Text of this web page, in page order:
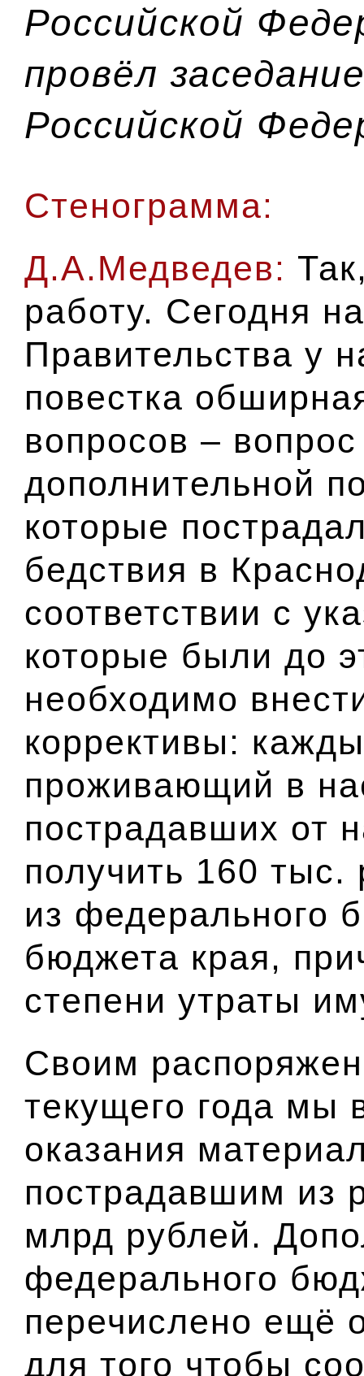
Российской
провёл
Российской
Стенограмма:
Д.А.Медведев:
работу. Сегодня
Правительства у
повестка
вопросов –
дополнительной
которые
бедствия в
соответствии с
которые были до
необходимо
коррективы:
проживающий в
пострадавших от
получить 160
из федерального
бюджета края,
степени утраты
Своим
текущего года мы
оказания
пострадавшим из
млрд рублей.
федерального
перечислено ещё
для того чтобы